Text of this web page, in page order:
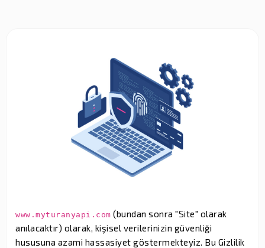
www.myturanyapi.com (bundan sonra "Site" olarak
anılacaktır) olarak, kişisel verilerinizin güvenliği
hususuna azami hassasiyet göstermekteyiz. Bu Gizlilik